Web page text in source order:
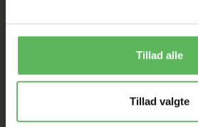
Tillad alle
Tillad valgte
Råprotein
34%
2%
Råaske
6%